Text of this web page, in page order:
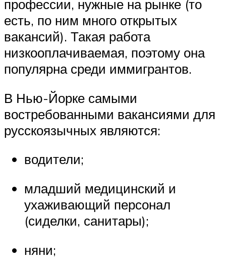
профессии, нужные на рынке (то
есть, по ним много открытых
вакансий). Такая работа
низкооплачиваемая, поэтому она
популярна среди иммигрантов.
В Нью-Йорке самыми
востребованными вакансиями для
русскоязычных являются:
водители;
младший медицинский и
ухаживающий персонал
(сиделки, санитары);
няни;